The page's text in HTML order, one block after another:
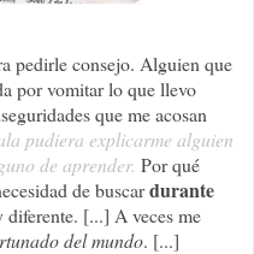
pedirle consejo. Alguien que
por vomitar lo que llevo
que me acosan
pudiera explicarme alguien
de aprender. Por qué
de buscardurante
diferente. [...] A veces me
del mundo. [...]